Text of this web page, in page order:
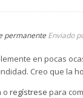
permanente Enviado
en pocas
Creo que la
o regístrese para